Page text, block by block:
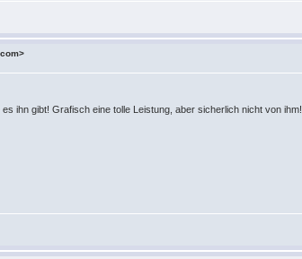
ihn gibt! Grafisch eine tolle Leistung, aber sicherlich nicht von ihm!